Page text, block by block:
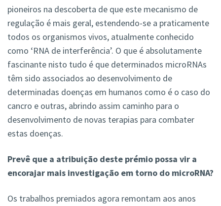
pioneiros na descoberta de que este mecanismo de
regulação é mais geral, estendendo-se a praticamente
todos os organismos vivos, atualmente conhecido
como ‘RNA de interferência’. O que é absolutamente
fascinante nisto tudo é que determinados microRNAs
têm sido associados ao desenvolvimento de
determinadas doenças em humanos como é o caso do
cancro e outras, abrindo assim caminho para o
desenvolvimento de novas terapias para combater
estas doenças.
Prevê que a atribuição deste prémio possa vir a
encorajar mais investigação em torno do microRNA?
Os trabalhos premiados agora remontam aos anos